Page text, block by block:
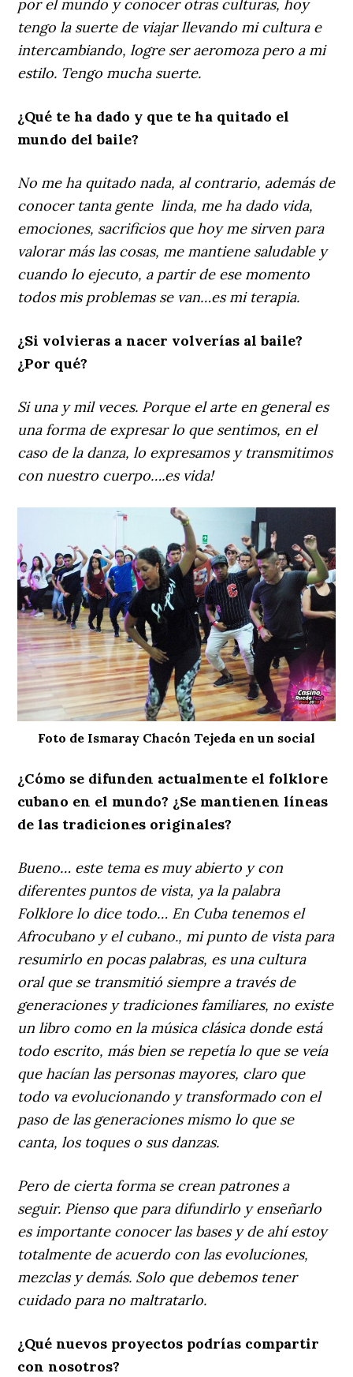
por el mundo y conocer otras culturas, hoy
tengo la suerte de viajar llevando mi cultura e
intercambiando, logre ser aeromoza pero a mi
estilo. Tengo mucha suerte.
¿Qué te ha dado y que te ha quitado el
mundo del baile?
No me ha quitado nada, al contrario, además de
conocer tanta gente linda, me ha dado vida,
emociones, sacrificios que hoy me sirven para
valorar más las cosas, me mantiene saludable y
cuando lo ejecuto, a partir de ese momento
todos mis problemas se van…es mi terapia.
¿Si volvieras a nacer volverías al baile?
¿Por qué?
Si una y mil veces. Porque el arte en general es
una forma de expresar lo que sentimos, en el
caso de la danza, lo expresamos y transmitimos
con nuestro cuerpo….es vida!
Foto de Ismaray Chacón Tejeda en un social
¿Cómo se difunden actualmente el folklore
cubano en el mundo? ¿Se mantienen líneas
de las tradiciones originales?
Bueno… este tema es muy abierto y con
diferentes puntos de vista, ya la palabra
Folklore lo dice todo… En Cuba tenemos el
Afrocubano y el cubano., mi punto de vista para
resumirlo en pocas palabras, es una cultura
oral que se transmitió siempre a través de
generaciones y tradiciones familiares, no existe
un libro como en la música clásica donde está
todo escrito, más bien se repetía lo que se veía
que hacían las personas mayores, claro que
todo va evolucionando y transformado con el
paso de las generaciones mismo lo que se
canta, los toques o sus danzas.
Pero de cierta forma se crean patrones a
seguir. Pienso que para difundirlo y enseñarlo
es importante conocer las bases y de ahí estoy
totalmente de acuerdo con las evoluciones,
mezclas y demás. Solo que debemos tener
cuidado para no maltratarlo.
¿Qué nuevos proyectos podrías compartir
con nosotros?